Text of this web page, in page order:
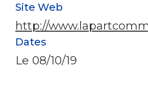
Site Web
http://
Dates
Le 08/10/19